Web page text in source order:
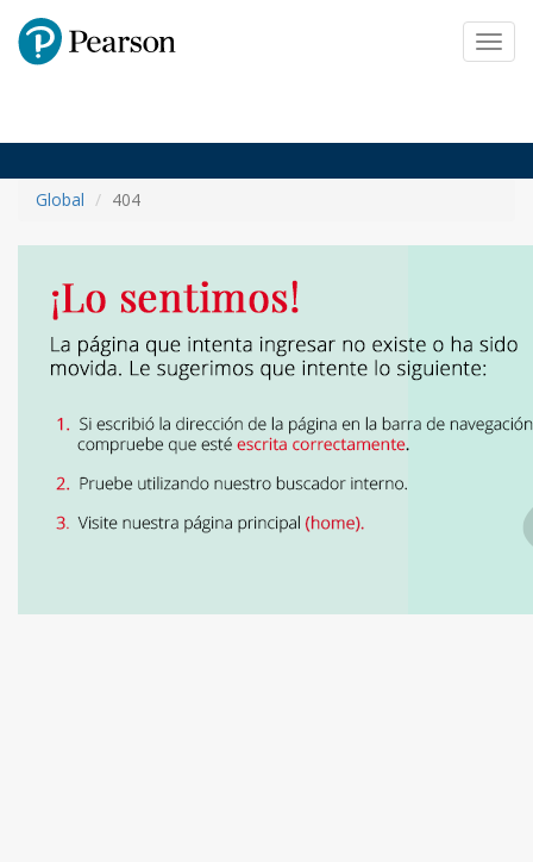
Pearson
Global 404